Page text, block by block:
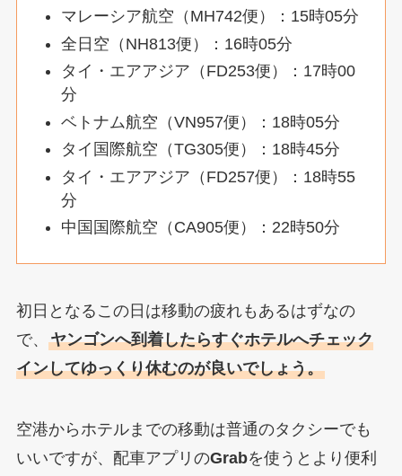
マレーシア航空（MH742便）：15時05分
全日空（NH813便）：16時05分
タイ・エアアジア（FD253便）：17時00
分
ベトナム航空（VN957便）：18時05分
タイ国際航空（TG305便）：18時45分
タイ・エアアジア（FD257便）：18時55
分
中国国際航空（CA905便）：22時50分
初日となるこの日は移動の疲れもあるはずなの
で、 ヤンゴンへ到着したらすぐホテルへチェック
インしてゆっくり休むのが良いでしょう。
空港からホテルまでの移動は普通のタクシーでも
いいですが、配車アプリのGrabを使うとより便利